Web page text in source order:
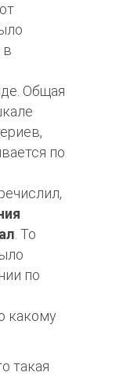
в
Общая
по
. То
по
какому
такая